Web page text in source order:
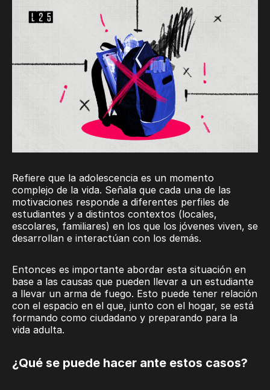
Refiere que la adolescencia es un momento
complejo de la vida. Señala que cada una de las
motivaciones responde a diferentes perfiles de
estudiantes y a distintos contextos (locales,
escolares, familiares) en los que los jóvenes viven, se
desarrollan e interactúan con los demás.
Entonces es importante abordar esta situación en
base a las causas que pueden llevar a un estudiante
a llevar un arma de fuego. Esto puede tener relación
con el espacio en el que, junto con el hogar, se está
formando como ciudadano y preparando para la
vida adulta.
¿Qué se puede hacer ante estos casos?